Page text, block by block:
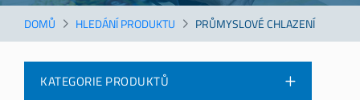
DOMŮ HLEDÁNÍ PRODUKTU PRŮMYSLOVÉ CHLAZENÍ
KATEGORIE PRODUKTŮ